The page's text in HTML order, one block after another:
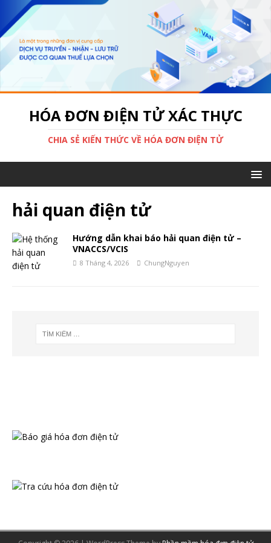
HÓA ĐƠN ĐIỆN TỬ XÁC THỰC
CHIA SẺ KIẾN THỨC VỀ HÓA ĐƠN ĐIỆN TỬ
hải quan điện tử
Hướng dẫn khai báo hải quan điện tử –
VNACCS/VCIS
8 Tháng 4, 2026 ChungNguyen